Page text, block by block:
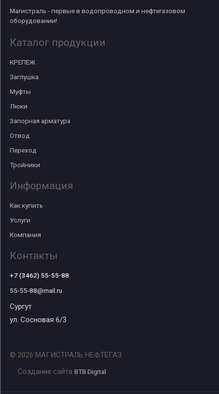
Магистраль - первые в водопроводном и нефтегазовом
оборудовании!
Каталог продукции
КРЕПЕЖ
Заглушка
Муфты
Люки
Запорная арматура
Отвод
Переход
Тройники
Информация
Как купить
Услуги
Компания
Контакты
+7 (3462) 55-55-88
55-55-88@mail.ru
Сургут
ул. Сосновая 6/3
© 2026 МАГИСТРАЛЬ НЕФТЕГАЗ
Создание сайта BTB Digital